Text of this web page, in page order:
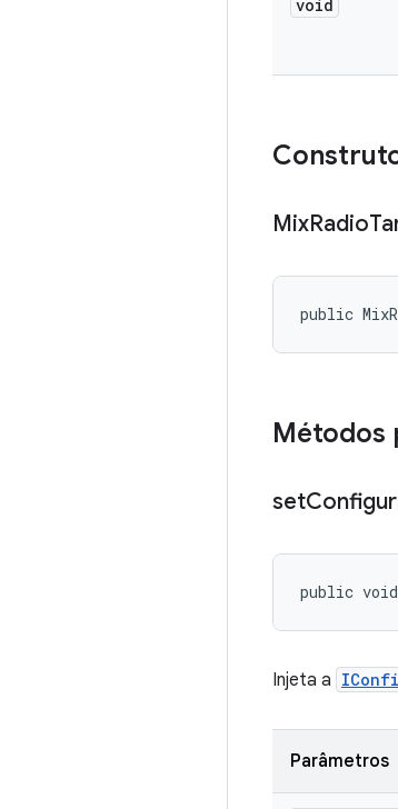
void
MixRadio
public
Métodos
set
public
Injeta a
Parâmetros